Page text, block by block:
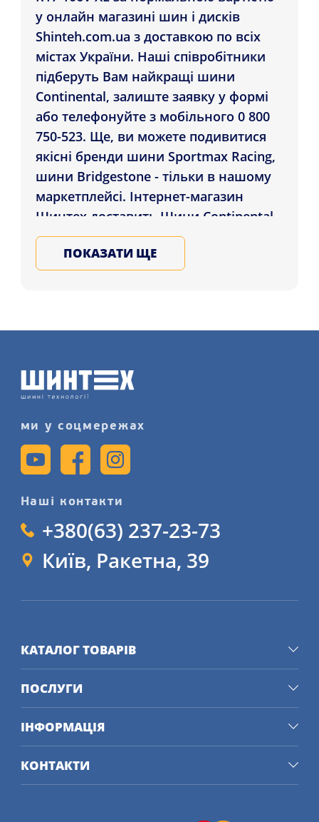
у онлайн магазині шин і дисків
Shinteh.com.ua з доставкою по всіх
містах України. Наші співробітники
підберуть Вам найкращі шини
Continental, залиште заявку у формі
або телефонуйте з мобільного 0 800
750-523. Ще, ви можете подивитися
якісні бренди шини Sportmax Racing,
шини Bridgestone - тільки в нашому
маркетплейсі. Інтернет-магазин
Шинтех доставить Шини Continental
AllSeasonContact 2 225/65 R17 106V XL
клієнтам міст: Запоріжжя, Рівне,
Одеса і в будь-який регіон України.
запишіться на послугу шиномонтажу
ПОКАЗАТИ ЩЕ
ми у соцмережах
Наші контакти
+380(63) 237-23-73
Київ, Ракетна, 39
КАТАЛОГ ТОВАРІВ
ПОСЛУГИ
ІНФОРМАЦІЯ
КОНТАКТИ